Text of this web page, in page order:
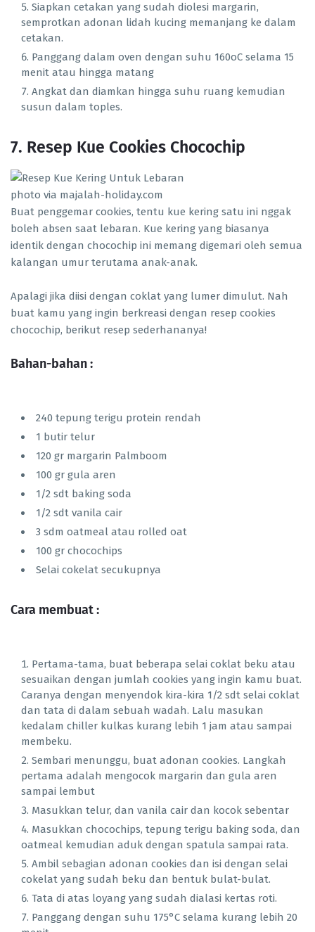
Siapkan cetakan yang sudah diolesi margarin,
semprotkan adonan lidah kucing memanjang ke dalam
cetakan.
Panggang dalam oven dengan suhu 160oC selama 15
menit atau hingga matang
Angkat dan diamkan hingga suhu ruang kemudian
susun dalam toples.
7. Resep Kue Cookies Chocochip
photo via majalah-holiday.com
Buat penggemar cookies, tentu kue kering satu ini nggak
boleh absen saat lebaran. Kue kering yang biasanya
identik dengan chocochip ini memang digemari oleh semua
kalangan umur terutama anak-anak.
Apalagi jika diisi dengan coklat yang lumer dimulut. Nah
buat kamu yang ingin berkreasi dengan resep cookies
chocochip, berikut resep sederhananya!
Bahan-bahan :
240 tepung terigu protein rendah
1 butir telur
120 gr margarin Palmboom
100 gr gula aren
1/2 sdt baking soda
1/2 sdt vanila cair
3 sdm oatmeal atau rolled oat
100 gr chocochips
Selai cokelat secukupnya
Cara membuat :
Pertama-tama, buat beberapa selai coklat beku atau
sesuaikan dengan jumlah cookies yang ingin kamu buat.
Caranya dengan menyendok kira-kira 1/2 sdt selai coklat
dan tata di dalam sebuah wadah. Lalu masukan
kedalam chiller kulkas kurang lebih 1 jam atau sampai
membeku.
Sembari menunggu, buat adonan cookies. Langkah
pertama adalah mengocok margarin dan gula aren
sampai lembut
Masukkan telur, dan vanila cair dan kocok sebentar
Masukkan chocochips, tepung terigu baking soda, dan
oatmeal kemudian aduk dengan spatula sampai rata.
Ambil sebagian adonan cookies dan isi dengan selai
cokelat yang sudah beku dan bentuk bulat-bulat.
Tata di atas loyang yang sudah dialasi kertas roti.
Panggang dengan suhu 175°C selama kurang lebih 20